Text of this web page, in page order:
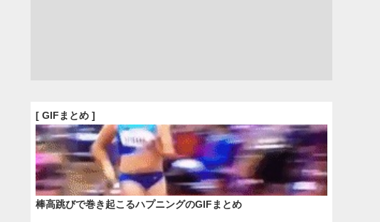
[ GIFまとめ ]
棒高跳びで巻き起こるハプニングのGIFまとめ